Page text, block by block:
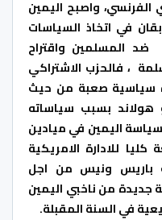
الفرنسي، واصبح اليمين
في اتخاذ السياسات
ضد المسلمين واقتراح
، فالحزب الاشتراكي
سياسية صعبة من حيث
بسبب سياساته
اليمين في ميادين
للادارة الامريكية
باريس ونيس من اجل
جديدة من ناخبي اليمين
في السنة المقبلة.